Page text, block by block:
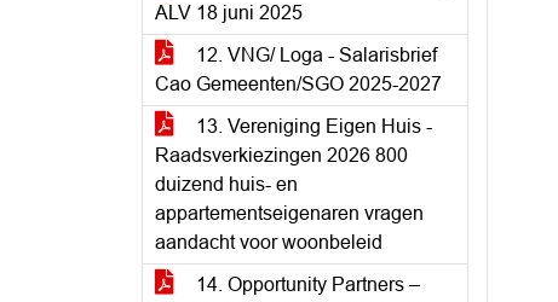
ALV 18 juni 2025
12. VNG/ Loga - Salarisbrief
Cao Gemeenten/SGO 2025-2027
13. Vereniging Eigen Huis -
Raadsverkiezingen 2026 800
duizend huis- en
appartementseigenaren vragen
aandacht voor woonbeleid
14. Opportunity Partners –